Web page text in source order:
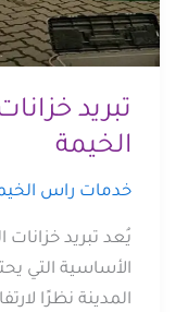
تبريد
الخيمة
خدمات راس
يُعد تبريد
الأساسية التي
المدينة نظرًا